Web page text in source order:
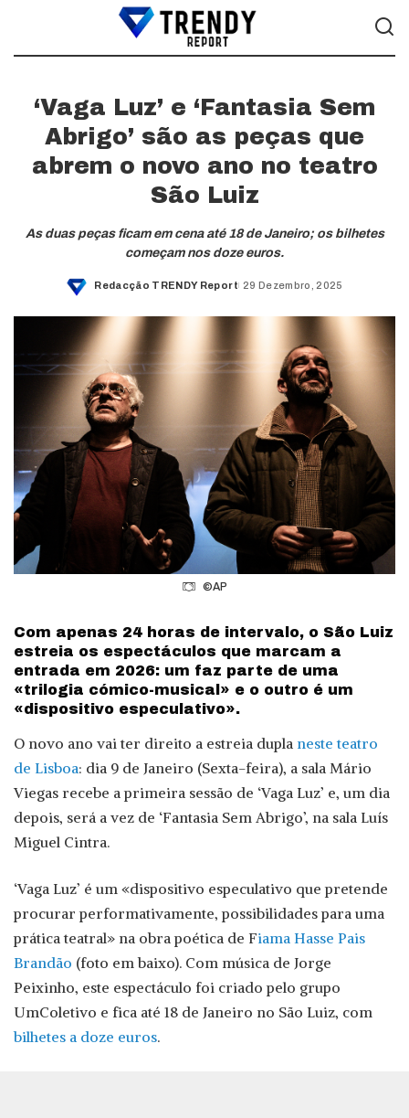
‘Vaga Luz’ e ‘Fantasia Sem
Abrigo’ são as peças que
abrem o novo ano no teatro
São Luiz
As duas peças ficam em cena até 18 de Janeiro; os bilhetes
começam nos doze euros.
Posted
Redacção TRENDY Report 29 Dezembro, 2025
©AP
Com apenas 24 horas de intervalo, o São Luiz
estreia os espectáculos que marcam a
entrada em 2026: um faz parte de uma
«trilogia cómico-musical» e o outro é um
«dispositivo especulativo».
O novo ano vai ter direito a estreia dupla neste teatro
de Lisboa: dia 9 de Janeiro (Sexta-feira), a sala Mário
Viegas recebe a primeira sessão de ‘Vaga Luz’ e, um dia
depois, será a vez de ‘Fantasia Sem Abrigo’, na sala Luís
Miguel Cintra.
‘Vaga Luz’ é um «dispositivo especulativo que pretende
procurar performativamente, possibilidades para uma
prática teatral» na obra poética de Fiama Hasse Pais
Brandão (foto em baixo). Com música de Jorge
Peixinho, este espectáculo foi criado pelo grupo
UmColetivo e fica até 18 de Janeiro no São Luiz, com
bilhetes a doze euros.